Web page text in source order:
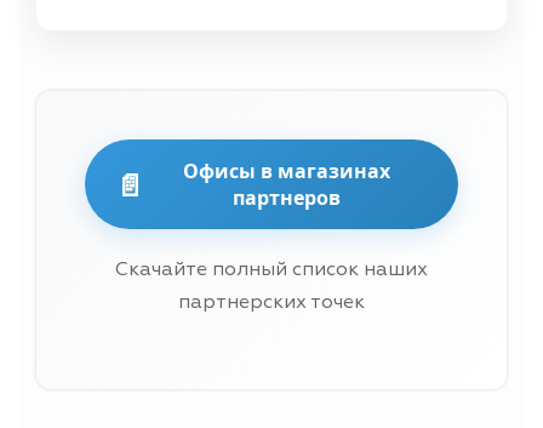
📄
Офисы в магазинах
партнеров
Скачайте полный список наших
партнерских точек